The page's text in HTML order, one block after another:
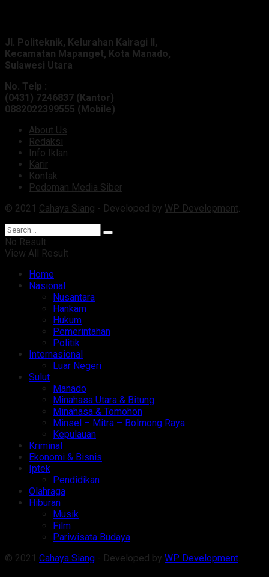
Jl. Politeknik, Kelurahan Kairagi II,
Kecamatan Mapanget, Kota Manado,
Sulawesi Utara
No. Telp :
(0431) 7246837 (Kantor)
0882022399555 (Mobile)
About Us
Redaksi
Info Iklan
Karir
Kontak
Pedoman Media Siber
© 2021 Cahaya Siang - Developed by WP Development.
No Result
View All Result
Home
Nasional
Nusantara
Hankam
Hukum
Pemerintahan
Politik
Internasional
Luar Negeri
Sulut
Manado
Minahasa Utara & Bitung
Minahasa & Tomohon
Minsel – Mitra – Bolmong Raya
Kepulauan
Kriminal
Ekonomi & Bisnis
Iptek
Pendidikan
Olahraga
Hiburan
Musik
Film
Pariwisata Budaya
© 2021 Cahaya Siang - Developed by WP Development.